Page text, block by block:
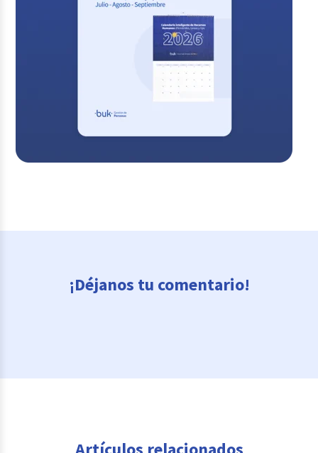
¡Déjanos tu comentario!